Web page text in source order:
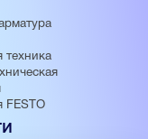
техника
FESTO